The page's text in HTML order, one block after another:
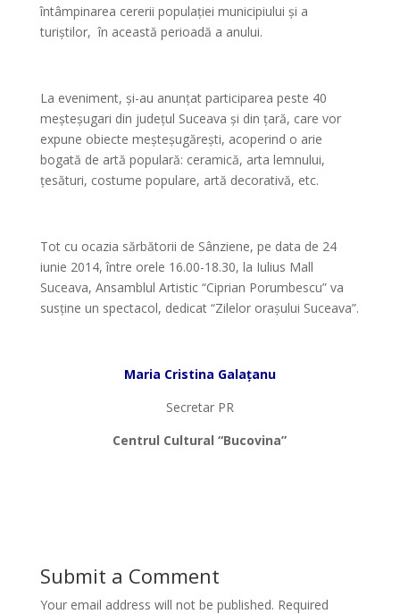
întâmpinarea cererii populației municipiului și a
turiștilor, în această perioadă a anului.
La eveniment, și-au anunțat participarea peste 40
meșteșugari din județul Suceava și din țară, care vor
expune obiecte meșteșugărești, acoperind o arie
bogată de artă populară: ceramică, arta lemnului,
țesături, costume populare, artă decorativă, etc.
Tot cu ocazia sărbătorii de Sânziene, pe data de 24
iunie 2014, între orele 16.00-18.30, la Iulius Mall
Suceava, Ansamblul Artistic “Ciprian Porumbescu” va
susține un spectacol, dedicat “Zilelor orașului Suceava”.
Maria Cristina Galațanu
Secretar PR
Centrul Cultural “Bucovina”
Submit a Comment
Your email address will not be published. Required